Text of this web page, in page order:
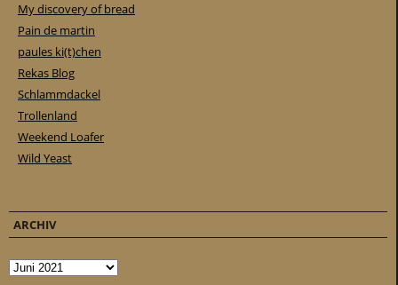
My discovery of bread
Pain de martin
paules ki(t)chen
Rekas Blog
Schlammdackel
Trollenland
Weekend Loafer
Wild Yeast
ARCHIV
Archiv